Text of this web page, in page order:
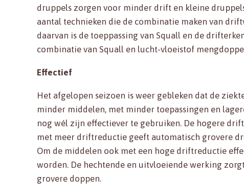
druppels zorgen voor minder drift en kleine
aantal technieken die de combinatie maken van
daarvan is de toeppassing van Squall en de
combinatie van Squall en lucht-vloeistof
Effectief
Het afgelopen seizoen is weer gebleken dat de
minder middelen, met minder toepassingen en
nog wél zijn effectiever te gebruiken. De hogere
met meer driftreductie geeft automatisch grovere
Om de middelen ook met een hoge driftreductie
worden. De hechtende en uitvloeiende werking
grovere doppen.